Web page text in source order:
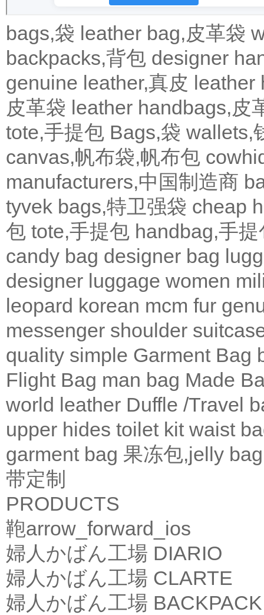
bags,袋 leather bag,皮革袋
backpacks,背包 designer
genuine leather,真皮 leather
皮革袋 leather handbags,皮
tote,手提包 Bags,袋 wallets,
canvas,帆布袋,帆布包
manufacturers,中国制造商
tyvek bags,特卫强袋 cheap
包 tote,手提包 handbag,手提
candy bag designer bag
designer luggage women
leopard korean mcm fur
messenger shoulder
quality simple Garment Bag
Flight Bag man bag Made
world leather Duffle /Travel
upper hides toilet kit waist
garment bag 果冻包,jelly bag
带定制
PRODUCTS
鞄arrow_forward_ios
婦人かばん工場 DIARIO
婦人かばん工場 CLARTE
婦人かばん工場 BACKPACK